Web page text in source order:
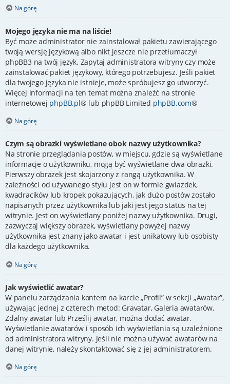
Na górę
Mojego języka nie ma na liście!
Być może administrator nie zainstalował pakietu zawierającego
twoją wersję językową albo nikt jeszcze nie przetłumaczył
phpBB3 na twój język. Zapytaj administratora witryny czy może
zainstalować pakiet językowy, którego potrzebujesz. Jeśli pakiet
dla twojego języka nie istnieje, może spróbujesz go utworzyć.
Więcej informacji na ten temat można znaleźć na stronie
internetowej phpBB.pl® lub phpBB Limited phpBB.com®
Na górę
Czym są obrazki wyświetlane obok nazwy użytkownika?
Na stronie przeglądania postów, w miejscu, gdzie są wyświetlane
informacje o użytkowniku, mogą być wyświetlane dwa obrazki.
Pierwszy obrazek jest skojarzony z rangą użytkownika. W
zależności od używanego stylu jest on w formie gwiazdek,
kwadracików lub kropek pokazujących, jak dużo postów zostało
napisanych przez użytkownika lub jaki jest jego status na tej
witrynie. Jest on wyświetlany poniżej nazwy użytkownika. Drugi,
zazwyczaj większy obrazek, wyświetlany powyżej nazwy
użytkownika jest znany jako awatar i jest unikatowy lub osobisty
dla każdego użytkownika.
Na górę
Jak wyświetlić awatar?
W panelu zarządzania kontem na karcie „Profil” w sekcji „Awatar”,
używając jednej z czterech metod: Gravatar, Galeria awatarów,
Zdalny awatar lub Prześlij awatar, można dodać awatar.
Wyświetlanie awatarów i sposób ich wyświetlania są uzależnione
od administratora witryny. Jeśli nie można używać awatarów na
danej witrynie, należy skontaktować się z jej administratorem.
Na górę